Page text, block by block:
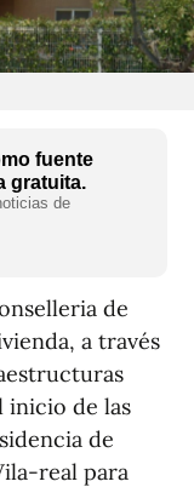
fuente
gratuita.
de
de
a través
inicio de las
de
real para